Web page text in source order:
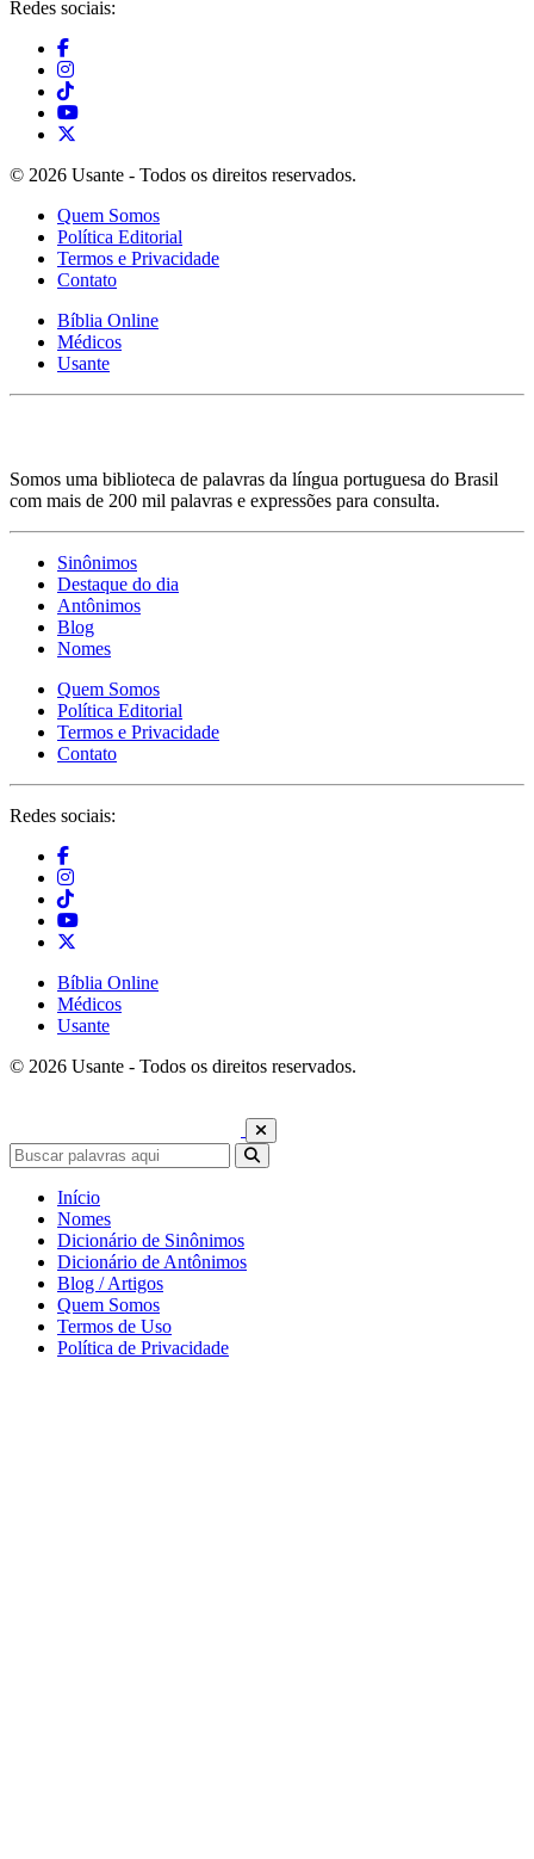
Redes sociais:
© 2026 Usante - Todos os direitos reservados.
Quem Somos
Política Editorial
Termos e Privacidade
Contato
Bíblia Online
Médicos
Usante
Somos uma biblioteca de palavras da língua portuguesa do Brasil
com mais de 200 mil palavras e expressões para consulta.
Sinônimos
Destaque do dia
Antônimos
Blog
Nomes
Quem Somos
Política Editorial
Termos e Privacidade
Contato
Redes sociais:
Bíblia Online
Médicos
Usante
© 2026 Usante - Todos os direitos reservados.
Início
Nomes
Dicionário de Sinônimos
Dicionário de Antônimos
Blog / Artigos
Quem Somos
Termos de Uso
Política de Privacidade